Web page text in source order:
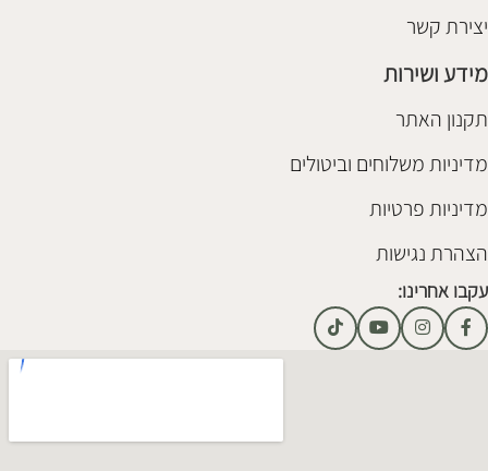
יצירת קשר
מידע ושירות
תקנון האתר
מדיניות משלוחים וביטולים
מדיניות פרטיות
הצהרת נגישות
עקבו אחרינו: